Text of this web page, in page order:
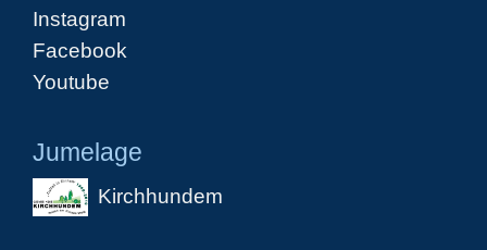
Instagram
Facebook
Youtube
Jumelage
Kirchhundem